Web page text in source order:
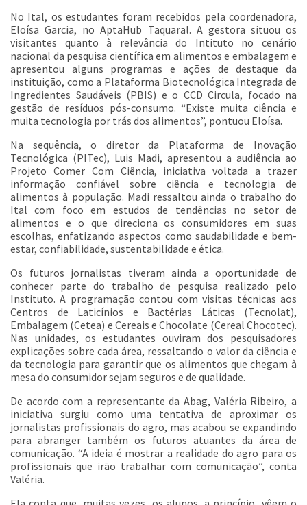
No Ital, os estudantes foram recebidos pela coordenadora,
Eloísa Garcia, no AptaHub Taquaral. A gestora situou os
visitantes quanto à relevância do Intituto no cenário
nacional da pesquisa científica em alimentos e embalagem e
apresentou alguns programas e ações de destaque da
instituição, como a Plataforma Biotecnológica Integrada de
Ingredientes Saudáveis (PBIS) e o CCD Circula, focado na
gestão de resíduos pós-consumo. “Existe muita ciência e
muita tecnologia por trás dos alimentos”, pontuou Eloísa.
Na sequência, o diretor da Plataforma de Inovação
Tecnológica (PITec), Luis Madi, apresentou a audiência ao
Projeto Comer Com Ciência, iniciativa voltada a trazer
informação confiável sobre ciência e tecnologia de
alimentos à população. Madi ressaltou ainda o trabalho do
Ital com foco em estudos de tendências no setor de
alimentos e o que direciona os consumidores em suas
escolhas, enfatizando aspectos como saudabilidade e bem-
estar, confiabilidade, sustentabilidade e ética.
Os futuros jornalistas tiveram ainda a oportunidade de
conhecer parte do trabalho de pesquisa realizado pelo
Instituto. A programação contou com visitas técnicas aos
Centros de Laticínios e Bactérias Láticas (Tecnolat),
Embalagem (Cetea) e Cereais e Chocolate (Cereal Chocotec).
Nas unidades, os estudantes ouviram dos pesquisadores
explicações sobre cada área, ressaltando o valor da ciência e
da tecnologia para garantir que os alimentos que chegam à
mesa do consumidor sejam seguros e de qualidade.
De acordo com a representante da Abag, Valéria Ribeiro, a
iniciativa surgiu como uma tentativa de aproximar os
jornalistas profissionais do agro, mas acabou se expandindo
para abranger também os futuros atuantes da área de
comunicação. “A ideia é mostrar a realidade do agro para os
profissionais que irão trabalhar com comunicação”, conta
Valéria.